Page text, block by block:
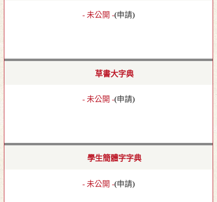
- 未公開 -(申請)
草書大字典
- 未公開 -(申請)
學生簡體字字典
- 未公開 -(申請)